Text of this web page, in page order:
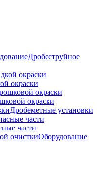
Дробеструйное
окраски
окраски
Дробеметные установки
части
Оборудование